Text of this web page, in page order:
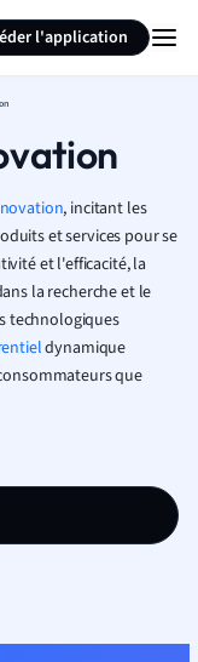
l'application
, incitant les
et services pour se
et l'efficacité, la
la recherche et le
technologiques
dynamique
que
la page